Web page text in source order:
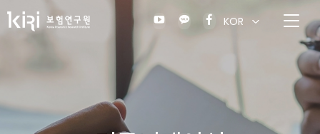
KOR